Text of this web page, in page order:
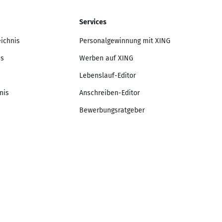
Services
Personalgewinnung mit XING
Werben auf XING
Lebenslauf-Editor
Anschreiben-Editor
Bewerbungsratgeber